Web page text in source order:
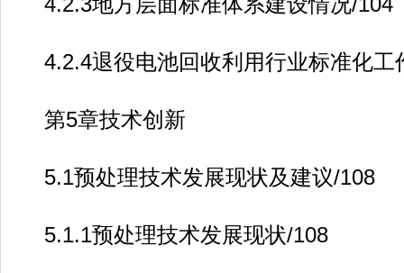
4.2.4退役电池回收利用行业标准化工
第5章技术创新
5.1预处理技术发展现状及建议/108
5.1.1预处理技术发展现状/108